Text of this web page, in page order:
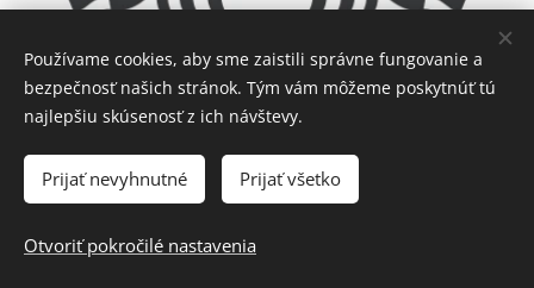
Používame cookies, aby sme zaistili správne fungovanie a
bezpečnosť našich stránok. Tým vám môžeme poskytnúť tú
najlepšiu skúsenosť z ich návštevy.
Prijať nevyhnutné Prijať všetko
Otvoriť pokročilé nastavenia